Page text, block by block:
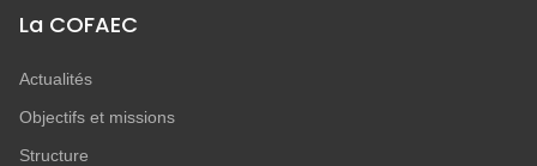
La COFAEC
Actualités
Objectifs et missions
Structure